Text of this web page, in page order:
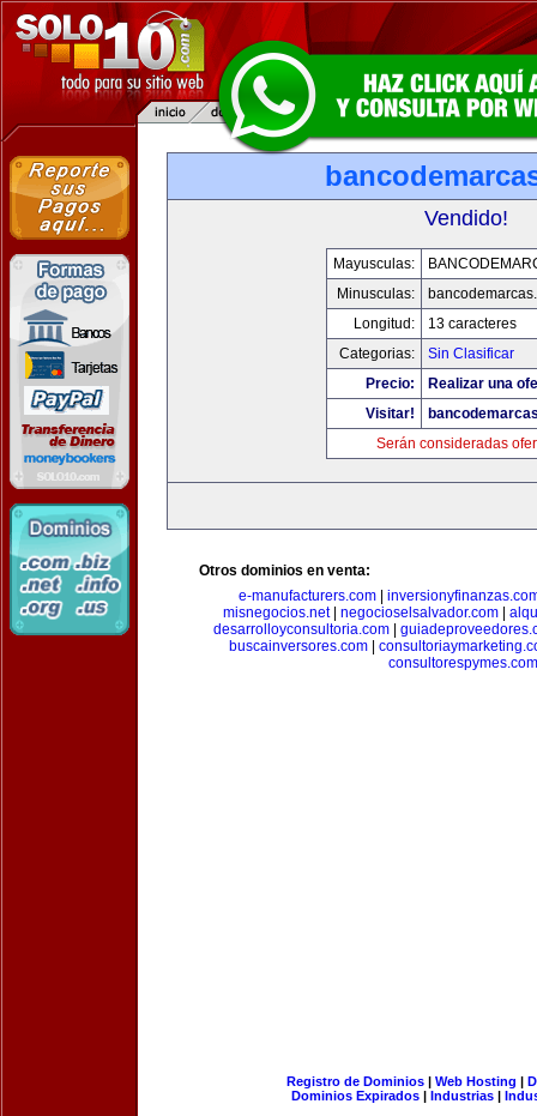
Vendido!
Mayusculas:
Minusculas:
Longitud:
13 caracteres
Categorias:
Sin Clasificar
Precio:
Realizar una
Visitar!
Serán consideradas
Otros dominios en venta:
e-manufacturers.com|
misnegocios.net| negocioselsalvador.com|
desarrolloyconsultoria.com
buscainversores.com|
consultorespymes.com
Registro de Dominios| Web Hosting |
Dominios Expirados | Industrias |